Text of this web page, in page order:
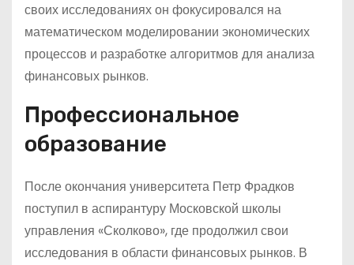
своих исследованиях он фокусировался на
математическом моделировании экономических
процессов и разработке алгоритмов для анализа
финансовых рынков.
Профессиональное
образование
После окончания университета Петр Фрадков
поступил в аспирантуру Московской школы
управления «Сколково», где продолжил свои
исследования в области финансовых рынков. В